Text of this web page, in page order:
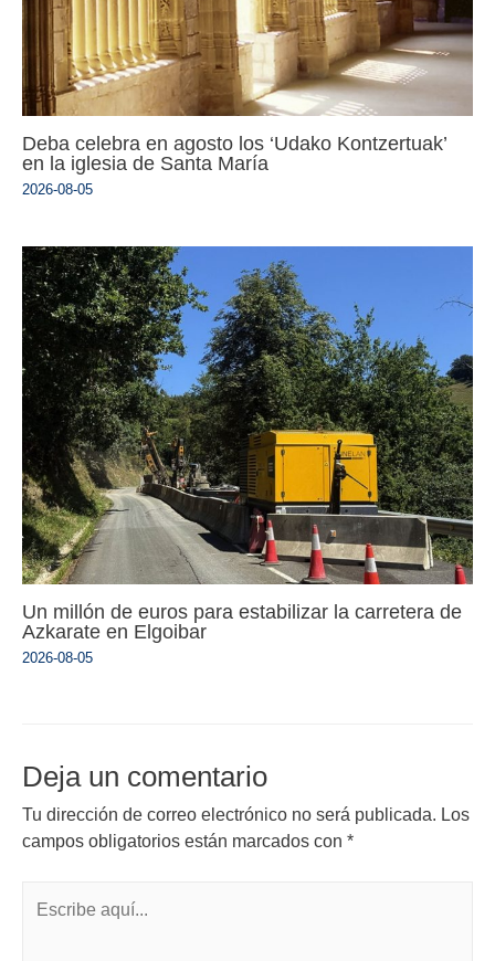
Deba celebra en agosto los ‘Udako Kontzertuak’
en la iglesia de Santa María
2026-08-05
Un millón de euros para estabilizar la carretera de
Azkarate en Elgoibar
2026-08-05
Deja un comentario
Tu dirección de correo electrónico no será publicada. Los
campos obligatorios están marcados con *